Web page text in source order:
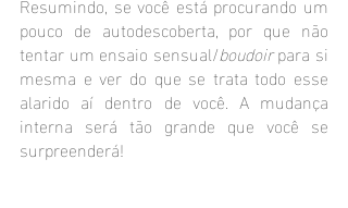
pouco de autodescoberta, por que não
tentar um ensaio sensual/boudoir para si
mesma e ver do que se trata todo esse
alarido aí dentro de você. A mudança
interna será tão grande que você se
surpreenderá!